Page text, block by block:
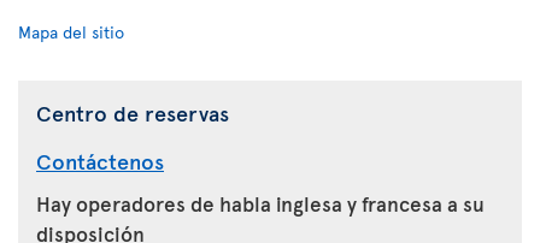
Mapa del sitio
Centro de reservas
Contáctenos
Hay operadores de habla inglesa y francesa a su
disposición